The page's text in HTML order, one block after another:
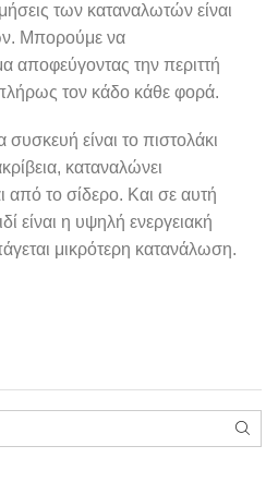
των καταναλωτών είναι
Μπορούμε να
αποφεύγοντας την περιττή
τον κάδο κάθε φορά.
είναι το πιστολάκι
καταναλώνει
από το σίδερο. Και σε αυτή
είναι η υψηλή ενεργειακή
μικρότερη κατανάλωση.